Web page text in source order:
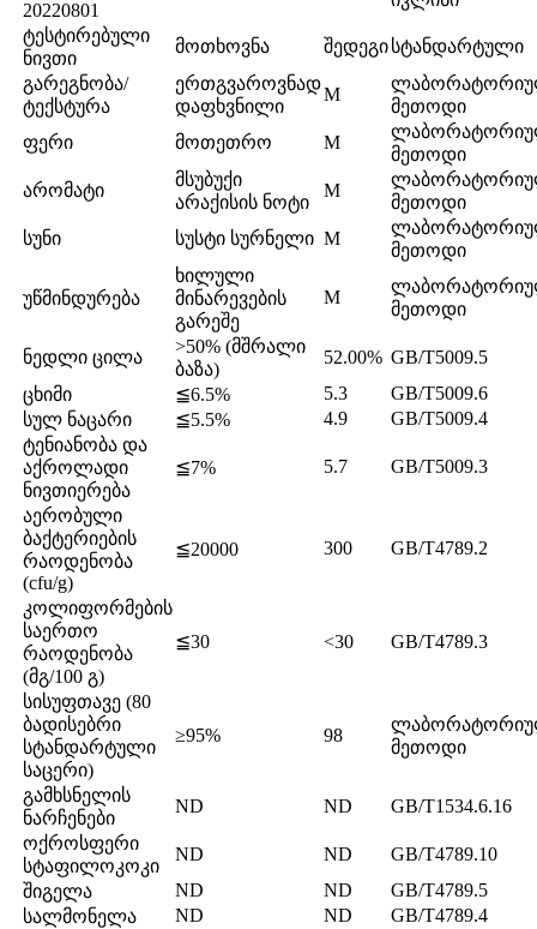
20220801
ტესტირებული
ნივთი
მოთხოვნა შედეგისტანდარტული
გარეგნობა/
ტექსტურა
ერთგვაროვნად
დაფხვნილი
M
მეთოდი
ფერი
მოთეთრო M
მეთოდი
არომატი
მსუბუქი
არაქისის ნოტი
M
მეთოდი
სუნი
სუსტი სურნელი M
მეთოდი
უწმინდურება
ხილული
მინარევების
გარეშე
M
მეთოდი
ნედლი ცილა
>50% (მშრალი
ბაზა)
52.00% GB/T5009.5
ცხიმი
≦6.5% 5.3
GB/T5009.6
სულ ნაცარი
≦5.5% 4.9
GB/T5009.4
ტენიანობა და
აქროლადი
ნივთიერება
≦7% 5.7 GB/T5009.3
აერობული
ბაქტერიების
რაოდენობა
(cfu/g)
≦20000 300 GB/T4789.2
კოლიფორმების
საერთო
რაოდენობა
(მგ/100 გ)
≦30 <30 GB/T4789.3
სისუფთავე (80
ბადისებრი
სტანდარტული
საცერი)
≥95% 98
მეთოდი
გამხსნელის
ნარჩენები
ND ND
GB/T1534.6.16
ოქროსფერი
სტაფილოკოკი
ND ND
GB/T4789.10
შიგელა
ND ND
GB/T4789.5
სალმონელა
ND ND
GB/T4789.4